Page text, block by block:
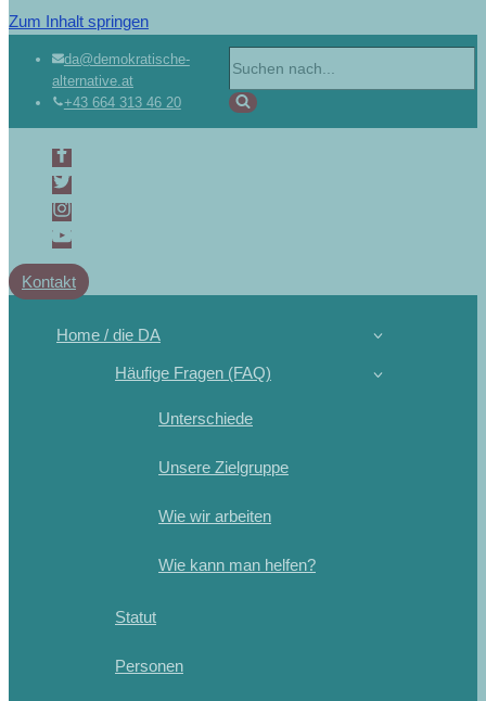
Zum Inhalt springen
da@demokratische-
alternative.at
+43 664 313 46 20
Kontakt
Home / die DA
Häufige Fragen (FAQ)
Unterschiede
Unsere Zielgruppe
Wie wir arbeiten
Wie kann man helfen?
Statut
Personen